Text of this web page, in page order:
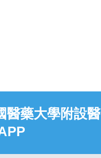
醫藥大學附設醫